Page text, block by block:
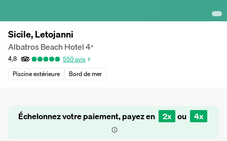
Sicile, Letojanni
Albatros Beach Hotel4*
4,8 550avis
Piscine extérieure
Bord de mer
Échelonnez votre paiement, payez en 2x ou 4x